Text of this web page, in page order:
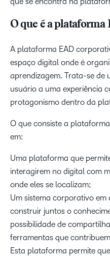
O que é a
A plataforma EAD
espaço digital onde é
aprendizagem. Trata-se de
usuário a uma experiência
protagonismo dentro da
O que consiste a
em:
Uma plataforma que
interagirem no digital com
onde eles se localizam;
Um sistema corporativo em
construir juntos o
possibilidade de
ferramentas que
Esta plataforma permite